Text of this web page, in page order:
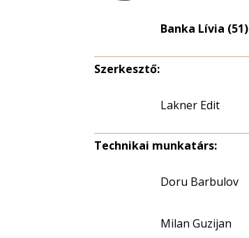
Banka Lívia (51)
Szerkesztő:
Lakner Edit
Technikai munkatárs:
Doru Barbulov
Milan Guzijan